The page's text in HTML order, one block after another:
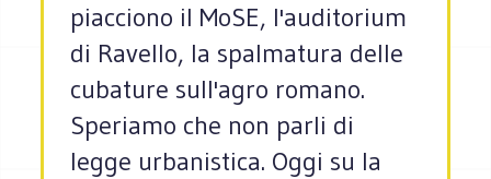
piacciono il MoSE, l'auditorium
di Ravello, la spalmatura delle
cubature sull'agro romano.
Speriamo che non parli di
legge urbanistica. Oggi su la